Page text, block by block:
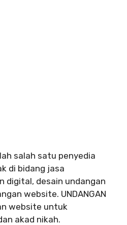
salah satu penyedia
di bidang jasa
digital, desain undangan
website. UNDANGAN
website untuk
akad nikah.